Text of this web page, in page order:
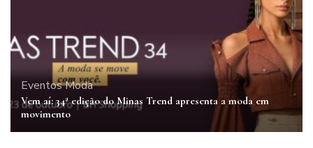
EventosModa
Vem aí: 34ª edição do Minas Trend apresenta a moda em
movimento